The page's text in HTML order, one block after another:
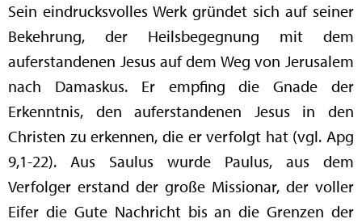
Sein eindrucksvolles Werk gründet sich auf seiner
Bekehrung, der Heilsbegegnung mit dem
auferstandenen Jesus auf dem Weg von Jerusalem
nach Damaskus. Er empfing die Gnade der
Erkenntnis, den auferstandenen Jesus in den
Christen zu erkennen, die er verfolgt hat (vgl. Apg
9,1-22). Aus Saulus wurde Paulus, aus dem
Verfolger erstand der große Missionar, der voller
Eifer die Gute Nachricht bis an die Grenzen der